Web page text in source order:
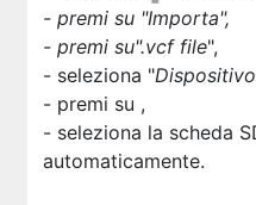
- premi su "Importa",
- premi su".vcf file",
- seleziona "Dispositivo
- premi su ,
- seleziona la scheda
automaticamente.